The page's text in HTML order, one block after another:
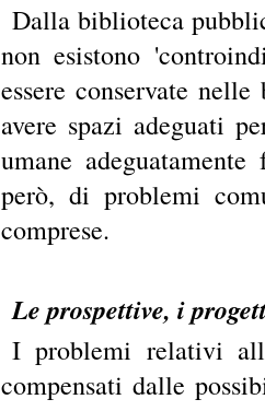
Dalla biblioteca
non esistono
essere conservate
avere spazi adeguati
umane
però, di problemi
comprese.
Le prospettive, i
I problemi relativi
compensati dalle